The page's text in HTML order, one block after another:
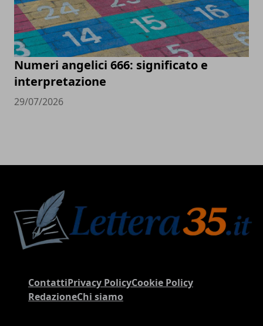
Numeri angelici 666: significato e
interpretazione
29/07/2026
ContattiPrivacy PolicyCookie Policy
RedazioneChi siamo